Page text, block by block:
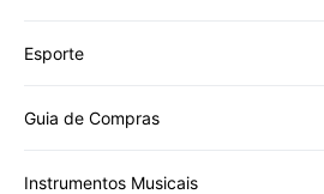
Esporte
Guia de Compras
Instrumentos Musicais